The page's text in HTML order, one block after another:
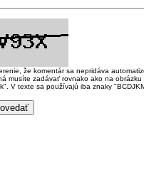
že komentár sa nepridáva
musíte zadávať rovnako ako na
V texte sa používajú iba znaky